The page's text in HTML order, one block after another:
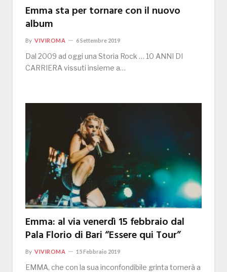
Emma sta per tornare con il nuovo
album
By VIVIROMA 6 Settembre 2019
Dal 2009 ad oggi una Storia Rock … 10 ANNI DI
CARRIERA vissuti insieme a…
Emma: al via venerdì 15 febbraio dal
Pala Florio di Bari “Essere qui Tour”
By VIVIROMA 15 Febbraio 2019
EMMA, che con la sua inconfondibile grinta tornerà a